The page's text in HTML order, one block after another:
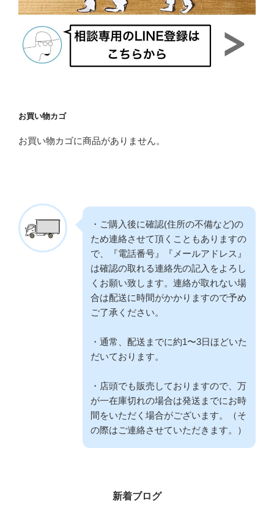
お買い物カゴ
お買い物カゴに商品がありません。
・ご購入後に確認(住所の不備など)の
ため連絡させて頂くこともありますの
で、『電話番号』『メールアドレス』
は確認の取れる連絡先の記入をよろし
くお願い致します。連絡が取れない場
合は配送に時間がかかりますので予め
ご了承ください。
・通常、配送までに約1〜3日ほどいた
だいております。
・店頭でも販売しておりますので、万
が一在庫切れの場合は発送までにお時
間をいただく場合がございます。（そ
の際はご連絡させていただきます。）
新着ブログ